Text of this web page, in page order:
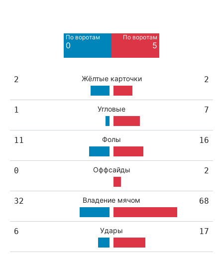
По воротам
0
По воротам
5
2 Жёлтые карточки 2
1 Угловые 7
11 Фолы 16
0 Оффсайды 2
32 Владение мячом 68
6 Удары 17